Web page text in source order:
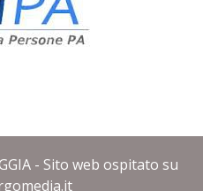
- Sito web ospitato su